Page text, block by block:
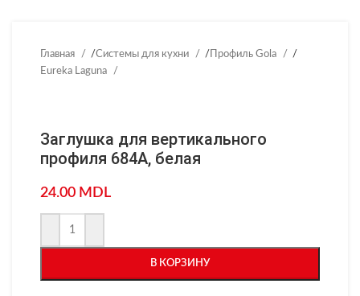
Главная /Системы для кухни / Профиль Gola
/
Eureka Laguna
Заглушка для вертикального
профиля 684А, белая
24.00 MDL
В КОРЗИНУ